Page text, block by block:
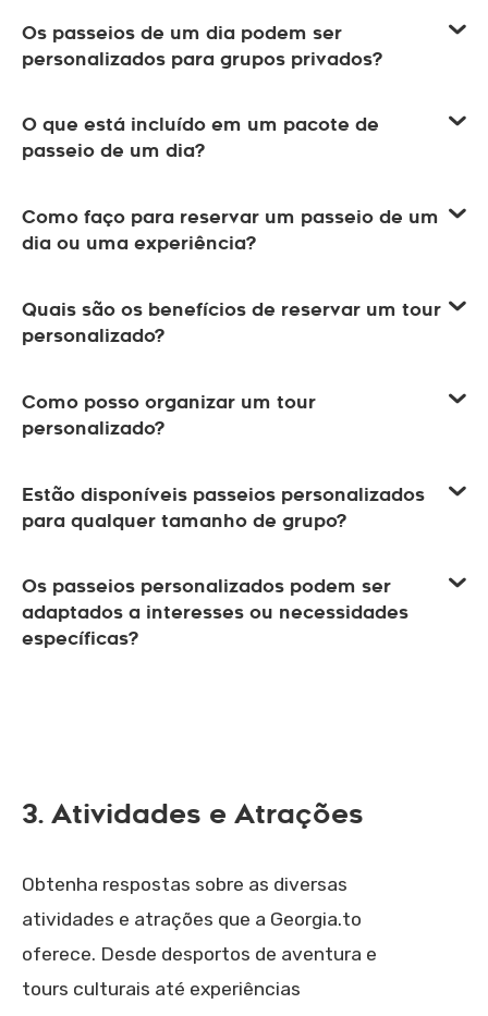
Os passeios de um dia podem ser
personalizados para grupos privados?
O que está incluído em um pacote de
passeio de um dia?
Como faço para reservar um passeio de um
dia ou uma experiência?
Quais são os benefícios de reservar um tour
personalizado?
Como posso organizar um tour
personalizado?
Estão disponíveis passeios personalizados
para qualquer tamanho de grupo?
Os passeios personalizados podem ser
adaptados a interesses ou necessidades
específicas?
3. Atividades e Atrações
Obtenha respostas sobre as diversas
atividades e atrações que a Georgia.to
oferece. Desde desportos de aventura e
tours culturais até experiências